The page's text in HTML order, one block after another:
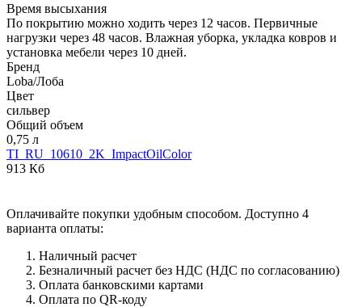
Время высыхания
По покрытию можно ходить через 12 часов. Первичные
нагрузки через 48 часов. Влажная уборка, укладка ковров и
установка мебели через 10 дней.
Бренд
Loba/Лоба
Цвет
сильвер
Общий объем
0,75 л
TI_RU_10610_2K_ImpactOilColor
913 Кб
Оплачивайте покупки удобным способом. Доступно 4
варианта оплаты:
Наличный расчет
Безналичный расчет без НДС (НДС по согласованию)
Оплата банковскими картами
Оплата по QR-коду